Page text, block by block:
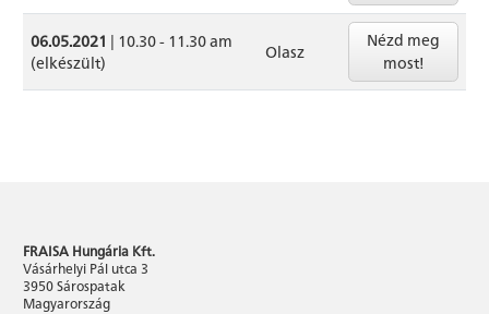
06.05.2021 | 10.30 - 11.30 am
(elkészült)
Olasz
Nézd meg
most!
FRAISA Hungária Kft.
Vásárhelyi Pál utca 3
3950 Sárospatak
Magyarország